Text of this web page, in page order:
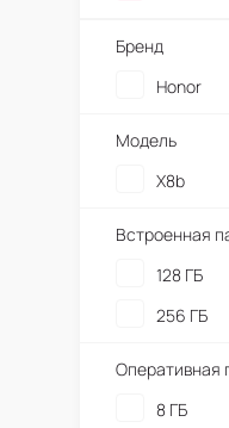
Бренд
Honor
Модель
X8b
Встроенная
128 ГБ
256 ГБ
Оперативная
8 ГБ